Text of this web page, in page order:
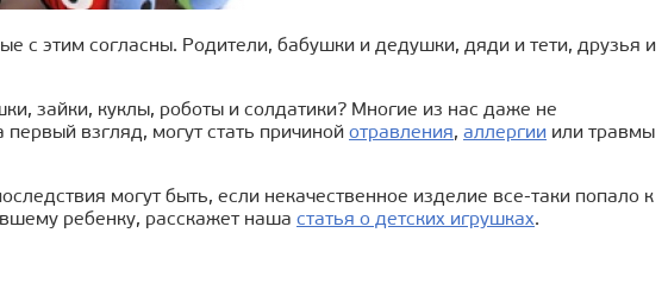
с этим согласны. Родители, бабушки и дедушки, дяди и тети, друзья и
зайки, куклы, роботы и солдатики? Многие из нас даже не
взгляд, могут стать причиной отравления, аллергии или травмы
могут быть, если некачественное изделие все-таки попало к
ребенку, расскажет наша статья о детских игрушках.